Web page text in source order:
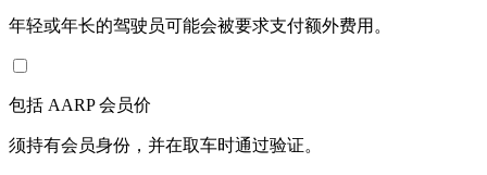
年轻或年长的驾驶员可能会被要求支付额外费用。
包括 AARP 会员价
须持有会员身份，并在取车时通过验证。